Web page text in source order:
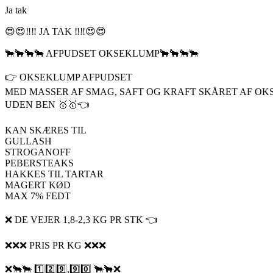
Ja tak
😍😍‼️‼️ JA TAK ‼️‼️😍😍
🐂🐂🐂🐂 AFPUDSET OKSEKLUMP🐂🐂🐂🐂
👉 OKSEKLUMP AFPUDSET
MED MASSER AF SMAG, SAFT OG KRAFT SKÅRET AF
UDEN BEN 🥇🥇👈
KAN SKÆRES TIL
GULLASH
STROGANOFF
PEBERSTEAKS
HAKKES TIL TARTAR
MAGERT KØD
MAX 7% FEDT
❌ DE VEJER 1,8-2,3 KG PR STK 👈
❌❌❌ PRIS PR KG ❌❌❌
❌🐂🐂 1️⃣2️⃣9️⃣,9️⃣0️⃣ 🐂🐂❌